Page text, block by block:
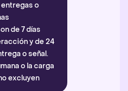
o
de 7 días
y de 24
o señal.
o la carga
excluyen